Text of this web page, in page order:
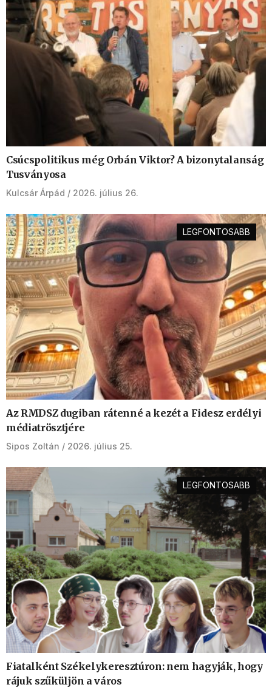
Csúcspolitikus még Orbán Viktor? A bizonytalanság
Tusványosa
Kulcsár Árpád 2026. július 26.
LEGFONTOSABB
Az RMDSZ dugiban rátenné a kezét a Fidesz erdélyi
médiatrösztjére
Sipos Zoltán 2026. július 25.
LEGFONTOSABB
Fiatalként Székelykeresztúron: nem hagyják, hogy
rájuk szűküljön a város